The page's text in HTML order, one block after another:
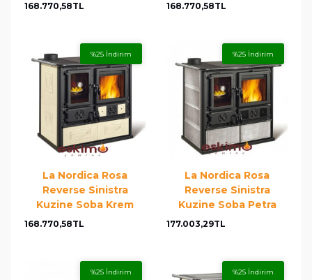
168.770,58TL 168.770,58TL
%25 İndirim
La Nordica Rosa
Reverse Sinistra
Kuzine Soba Krem
168.770,58TL
%25 İndirim
La Nordica Rosa
Reverse Sinistra
Kuzine Soba Petra
177.003,29TL
%25 İndirim %25 İndirim